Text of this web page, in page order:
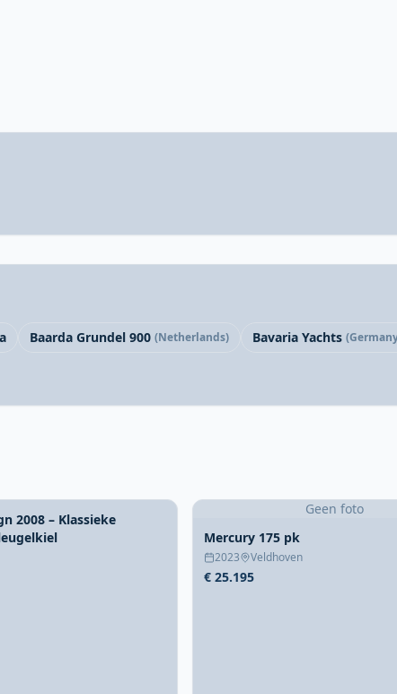
Baarda Grundel 900 (Netherlands) Bavaria Yachts
2008 – Klassieke
Geen foto
Mercury 175 pk
2023 Veldhoven
€ 25.195